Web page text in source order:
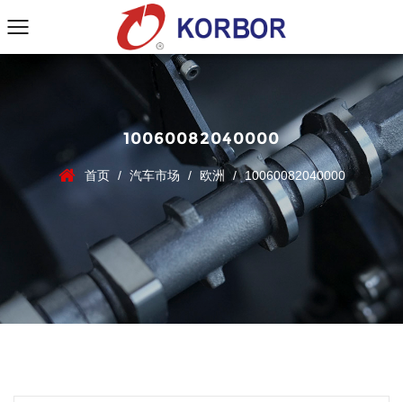
10060082040000
首页 / 汽车市场 / 欧洲 / 10060082040000